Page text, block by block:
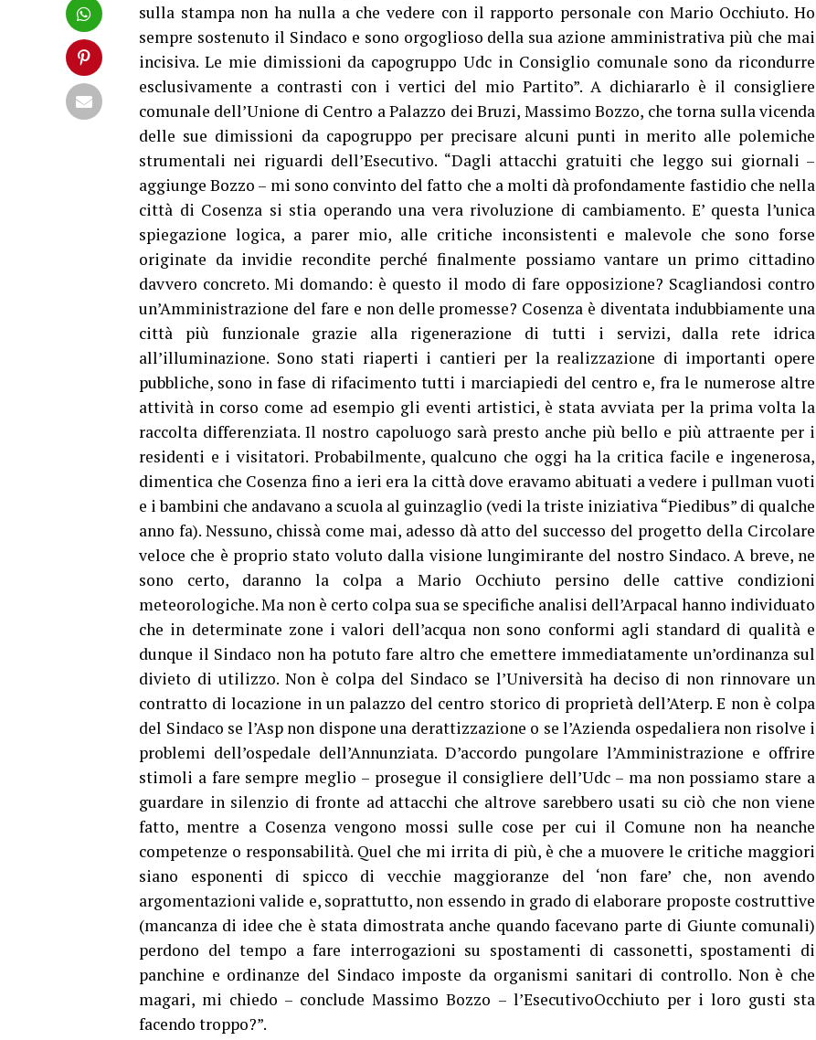
sulla stampa non ha nulla a che vedere con il rapporto personale con Mario Occhiuto. Ho
sempre sostenuto il Sindaco e sono orgoglioso della sua azione amministrativa più che mai
incisiva. Le mie dimissioni da capogruppo Udc in Consiglio comunale sono da ricondurre
esclusivamente a contrasti con i vertici del mio Partito”. A dichiararlo è il consigliere
comunale dell’Unione di Centro a Palazzo dei Bruzi, Massimo Bozzo, che torna sulla vicenda
delle sue dimissioni da capogruppo per precisare alcuni punti in merito alle polemiche
strumentali nei riguardi dell’Esecutivo. “Dagli attacchi gratuiti che leggo sui giornali –
aggiunge Bozzo – mi sono convinto del fatto che a molti dà profondamente fastidio che nella
città di Cosenza si stia operando una vera rivoluzione di cambiamento. E’ questa l’unica
spiegazione logica, a parer mio, alle critiche inconsistenti e malevole che sono forse
originate da invidie recondite perché finalmente possiamo vantare un primo cittadino
davvero concreto. Mi domando: è questo il modo di fare opposizione? Scagliandosi contro
un’Amministrazione del fare e non delle promesse? Cosenza è diventata indubbiamente una
città più funzionale grazie alla rigenerazione di tutti i servizi, dalla rete idrica
all’illuminazione. Sono stati riaperti i cantieri per la realizzazione di importanti opere
pubbliche, sono in fase di rifacimento tutti i marciapiedi del centro e, fra le numerose altre
attività in corso come ad esempio gli eventi artistici, è stata avviata per la prima volta la
raccolta differenziata. Il nostro capoluogo sarà presto anche più bello e più attraente per i
residenti e i visitatori. Probabilmente, qualcuno che oggi ha la critica facile e ingenerosa,
dimentica che Cosenza fino a ieri era la città dove eravamo abituati a vedere i pullman vuoti
e i bambini che andavano a scuola al guinzaglio (vedi la triste iniziativa “Piedibus” di qualche
anno fa). Nessuno, chissà come mai, adesso dà atto del successo del progetto della Circolare
veloce che è proprio stato voluto dalla visione lungimirante del nostro Sindaco. A breve, ne
sono certo, daranno la colpa a Mario Occhiuto persino delle cattive condizioni
meteorologiche. Ma non è certo colpa sua se specifiche analisi dell’Arpacal hanno individuato
che in determinate zone i valori dell’acqua non sono conformi agli standard di qualità e
dunque il Sindaco non ha potuto fare altro che emettere immediatamente un’ordinanza sul
divieto di utilizzo. Non è colpa del Sindaco se l’Università ha deciso di non rinnovare un
contratto di locazione in un palazzo del centro storico di proprietà dell’Aterp. E non è colpa
del Sindaco se l’Asp non dispone una derattizzazione o se l’Azienda ospedaliera non risolve i
problemi dell’ospedale dell’Annunziata. D’accordo pungolare l’Amministrazione e offrire
stimoli a fare sempre meglio – prosegue il consigliere dell’Udc – ma non possiamo stare a
guardare in silenzio di fronte ad attacchi che altrove sarebbero usati su ciò che non viene
fatto, mentre a Cosenza vengono mossi sulle cose per cui il Comune non ha neanche
competenze o responsabilità. Quel che mi irrita di più, è che a muovere le critiche maggiori
siano esponenti di spicco di vecchie maggioranze del ‘non fare’ che, non avendo
argomentazioni valide e, soprattutto, non essendo in grado di elaborare proposte costruttive
(mancanza di idee che è stata dimostrata anche quando facevano parte di Giunte comunali)
perdono del tempo a fare interrogazioni su spostamenti di cassonetti, spostamenti di
panchine e ordinanze del Sindaco imposte da organismi sanitari di controllo. Non è che
magari, mi chiedo – conclude Massimo Bozzo – l’EsecutivoOcchiuto per i loro gusti sta
facendo troppo?”.